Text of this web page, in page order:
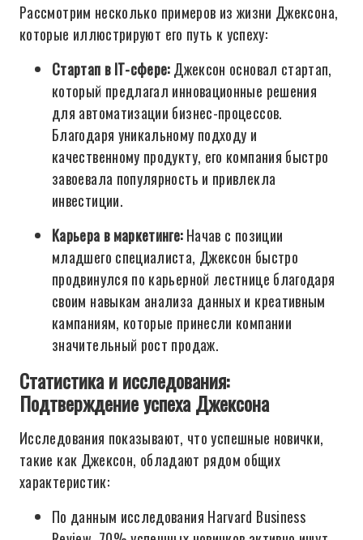
Рассмотрим несколько примеров из жизни Джексона,
которые иллюстрируют его путь к успеху:
Стартап в IT-сфере:Джексон основал стартап,
который предлагал инновационные решения
для автоматизации бизнес-процессов.
Благодаря уникальному подходу и
качественному продукту, его компания быстро
завоевала популярность и привлекла
инвестиции.
Карьера в маркетинге:Начав с позиции
младшего специалиста, Джексон быстро
продвинулся по карьерной лестнице благодаря
своим навыкам анализа данных и креативным
кампаниям, которые принесли компании
значительный рост продаж.
Статистика и исследования:
Подтверждение успеха Джексона
Исследования показывают, что успешные новички,
такие как Джексон, обладают рядом общих
характеристик:
По данным исследования Harvard Business